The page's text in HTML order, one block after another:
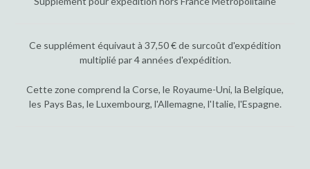
Ce supplément équivaut à 37,50 € de surcoût d'expédition
multiplié par 4 années d'expédition.
Cette zone comprend la Corse, le Royaume-Uni, la Belgique,
les Pays Bas, le Luxembourg, l'Allemagne, l'Italie, l'Espagne.